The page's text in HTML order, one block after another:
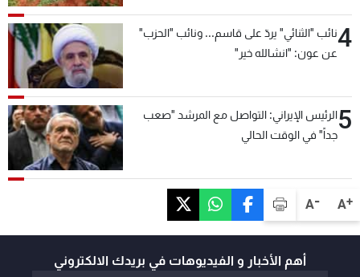
A+
A-
4نائب "الثنائي" يردّ على قاسم... ونائب "الحزب"
عن عون: "انشالله خير"
5الرئيس الإيراني: التواصل مع المرشد "صعب
جداً" في الوقت الحالي
أهم الأخبار و الفيديوهات في بريدك الالكتروني